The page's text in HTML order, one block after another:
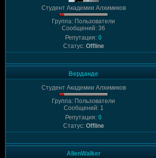
Студент Академии Алхимиков
Группа: Пользователи
Сообщений: 36
Репутация: 0
Статус: Offline
Верданде
Студент Академии Алхимиков
Группа: Пользователи
Сообщений: 1
Репутация: 0
Статус: Offline
AllenWalker